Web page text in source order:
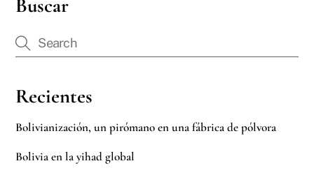
Buscar
Recientes
Bolivianización, un pirómano en una fábrica de pólvora
Bolivia en la yihad global